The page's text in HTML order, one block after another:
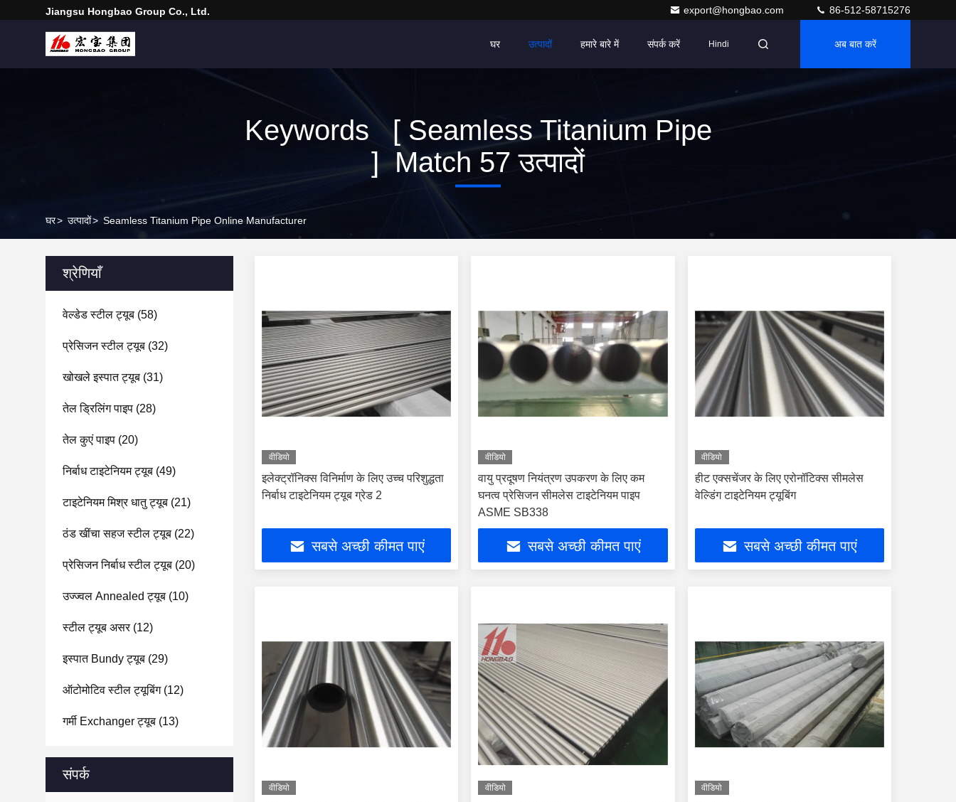
Jiangsu Hongbao Group Co., Ltd. export@hongbao.com 86-512-58715276
घर उत्पादों हमारे बारे में संपर्क करें Hindi अब बात करें
Keywords [ Seamless Titanium Pipe
] Match 57 उत्पादों
घर> उत्पादों> Seamless Titanium Pipe Online Manufacturer
श्रेणियाँ
वेल्डेड स्टील ट्यूब (58)
प्रेसिजन स्टील ट्यूब (32)
खोखले इस्पात ट्यूब (31)
तेल ड्रिलिंग पाइप (28)
तेल कुएं पाइप (20)
निर्बाध टाइटेनियम ट्यूब (49)
टाइटेनियम मिश्र धातु ट्यूब (21)
ठंड खींचा सहज स्टील ट्यूब (22)
प्रेसिजन निर्बाध स्टील ट्यूब (20)
उज्ज्वल Annealed ट्यूब (10)
स्टील ट्यूब असर(12)
इस्पात Bundy ट्यूब (29)
ऑटोमोटिव स्टील ट्यूबिंग(12)
गर्मी Exchanger ट्यूब (13)
संपर्क
वीडियो
इलेक्ट्रॉनिक्स विनिर्माण के लिए उच्च परिशुद्धता
निर्बाध टाइटेनियम ट्यूब ग्रेड 2
सबसे अच्छी कीमत पाएं
वीडियो
वायु प्रदूषण नियंत्रण उपकरण के लिए कम
घनत्व प्रेसिजन सीमलेस टाइटेनियम पाइप
ASME SB338
सबसे अच्छी कीमत पाएं
वीडियो
हीट एक्सचेंजर के लिए एरोनॉटिक्स सीमलेस
वेल्डिंग टाइटेनियम ट्यूबिंग
सबसे अच्छी कीमत पाएं
वीडियो वीडियो वीडियो